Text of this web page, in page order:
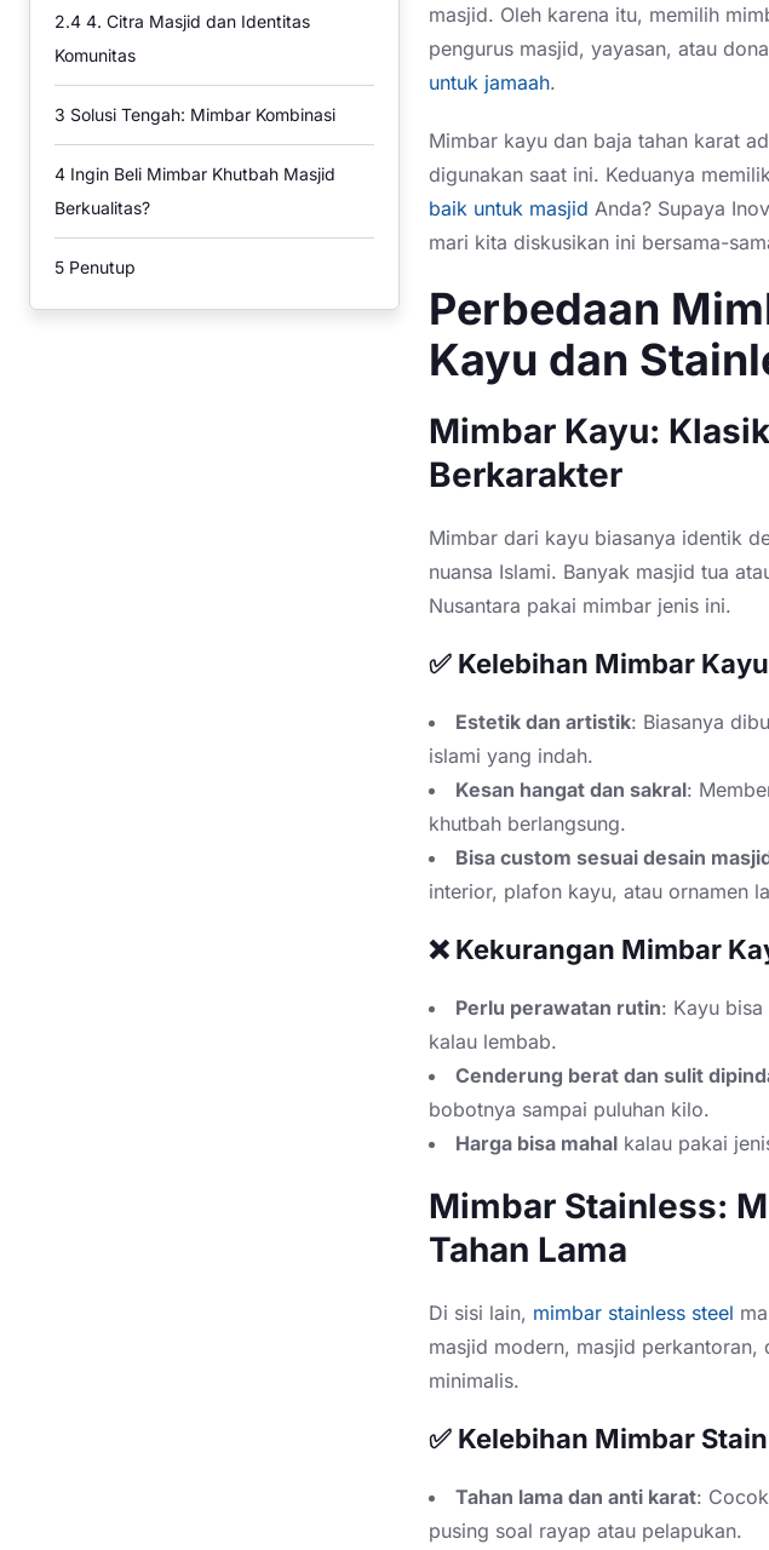
2.4 4. Citra Masjid dan Identitas
Komunitas
3 Solusi Tengah: Mimbar Kombinasi
4 Ingin Beli Mimbar Khutbah Masjid
Berkualitas?
5 Penutup
masjid. Oleh karena itu, memilih
pengurus masjid, yayasan, atau
untuk jamaah.
Mimbar kayu dan baja tahan karat
digunakan saat ini. Keduanya
baik untuk masjid Anda? Supaya
mari kita diskusikan ini bersama-
Perbedaan
Kayu dan
Mimbar Kayu:
Berkarakter
Mimbar dari kayu biasanya identik
nuansa Islami. Banyak masjid tua
Nusantara pakai mimbar jenis ini.
✅ Kelebihan Mimbar
Estetik dan artistik: Biasanya
islami yang indah.
Kesan hangat dan sakral:
khutbah berlangsung.
Bisa custom sesuai desain
interior, plafon kayu, atau ornamen
❌ Kekurangan Mimbar
Perlu perawatan rutin: Kayu
kalau lembab.
Cenderung berat dan sulit
bobotnya sampai puluhan kilo.
Harga bisa mahal kalau pakai
Mimbar Stainless:
Tahan Lama
Di sisi lain, mimbar stainless steel
masjid modern, masjid perkantoran,
minimalis.
✅ Kelebihan Mimbar
Tahan lama dan anti karat:
pusing soal rayap atau pelapukan.